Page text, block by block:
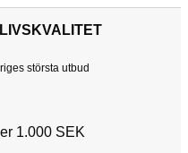
största utbud
1.000 SEK